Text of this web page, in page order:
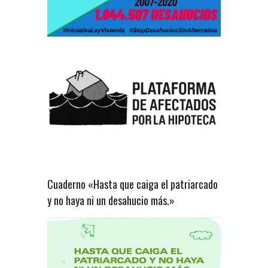
Cuaderno «Hasta que caiga el patriarcado
y no haya ni un desahucio más.»